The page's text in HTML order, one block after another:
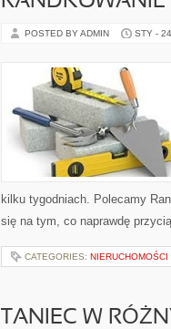
POSTED BY ADMIN STY -
kilku tygodniach. Polecamy
się na tym, co naprawdę
CATEGORIES: NIERUCHOMOŚCI
TANIEC W